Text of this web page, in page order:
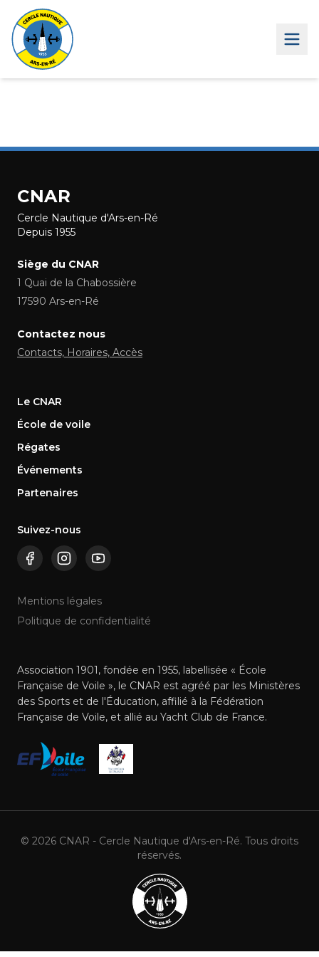
CNAR
Cercle Nautique d'Ars-en-Ré
Depuis 1955
Siège du CNAR
1 Quai de la Chabossière
17590 Ars-en-Ré
Contactez nous
Contacts, Horaires, Accès
Le CNAR
École de voile
Régates
Événements
Partenaires
Suivez-nous
Mentions légales
Politique de confidentialité
Association 1901, fondée en 1955, labellisée « École
Française de Voile », le CNAR est agréé par les Ministères
des Sports et de l'Éducation, affilié à la Fédération
Française de Voile, et allié au Yacht Club de France.
© 2026 CNAR - Cercle Nautique d'Ars-en-Ré. Tous droits
réservés.